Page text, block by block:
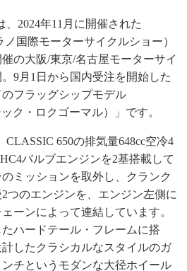
、2024年11月に開催された
国際モーターサイクルショー）
の大阪/東京/名古屋モーターサイ
9月1日から国内受注を開始した
フラッグシップモデル
ク・ロクゴーマル）」です。
CLASSIC 650の排気量648cc空冷4
バルブエンジンを2基搭載して
ミッションを取外し、クランク
つのエンジンを、エンジン左側に
ーンによって連結しています。
ハードテール・フレームに搭
したクラシカルなスタイルのガ
チというモダンな大径ホイール